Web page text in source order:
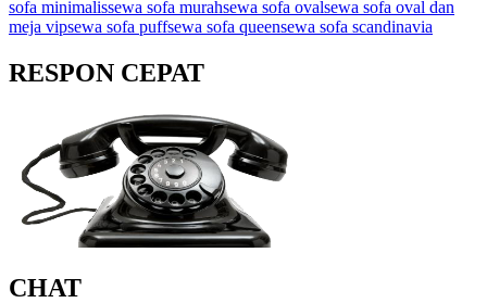
sofa minimalissewa sofa murahsewa sofa ovalsewa sofa oval dan
meja vipsewa sofa puffsewa sofa queensewa sofa scandinavia
RESPON CEPAT
CHAT